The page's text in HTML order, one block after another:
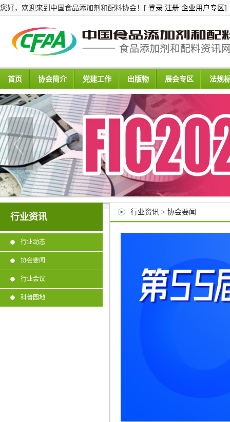
您好，欢迎来到中国食品添加剂和配料协会！[ 登录 注册 企业用户专区]
首页 协会简介 党建工作 出版物 展会专区 法规
行业资讯
行业动态
协会要闻
行业会议
科普园地
行业资讯 > 协会要闻